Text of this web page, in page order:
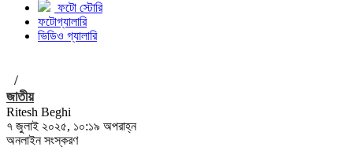
ফটো স্টোরি
ফটোগ্যালারি
ভিডিও গ্যালারি
/
জাতীয়
Ritesh Beghi
৭ জুলাই ২০২৫, ১০:১৯ অপরাহ্ন
অনলাইন সংস্করণ